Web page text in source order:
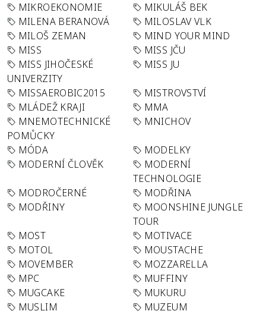
MIKROEKONOMIE
MIKULÁŠ BEK
MILENA BERANOVÁ
MILOSLAV VLK
MILOŠ ZEMAN
MIND YOUR MIND
MISS
MISS JČU
MISS JIHOČESKÉ
UNIVERZITY
MISS JU
MISSAEROBIC2015
MISTROVSTVÍ
MLÁDEŽ KRAJI
MMA
MNEMOTECHNICKÉ
POMŮCKY
MNICHOV
MÓDA
MODELKY
MODERNÍ ČLOVĚK
MODERNÍ
TECHNOLOGIE
MODROČERNÉ
MODŘINA
MODŘINY
MOONSHINE JUNGLE
TOUR
MOST
MOTIVACE
MOTOL
MOUSTACHE
MOVEMBER
MOZZARELLA
MPC
MUFFINY
MUGCAKE
MUKURU
MUSLIM
MUZEUM